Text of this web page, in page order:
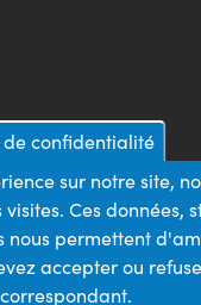
confidentialité
sur notre site,
Ces données,
nous permettent
accepter ou